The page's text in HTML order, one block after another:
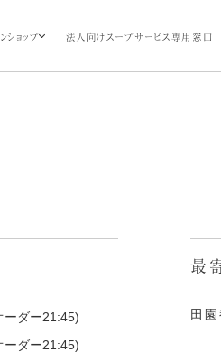
ショップ 法人向けスープサービス専用窓口
ダー21:45)
ダー21:45)
最
田